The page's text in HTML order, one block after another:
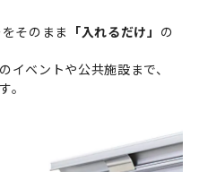
そのまま 「入れるだけ」 の
イベントや公共施設まで、
。